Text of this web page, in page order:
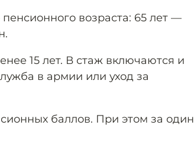
возраста: 65 лет —
15 лет. В стаж включаются и
в армии или уход за
баллов. При этом за один